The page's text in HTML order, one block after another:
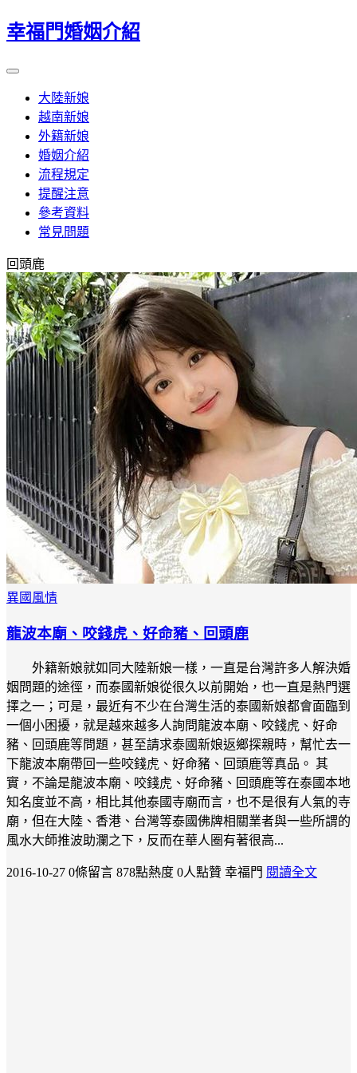
幸福門婚姻介紹
大陸新娘
越南新娘
外籍新娘
婚姻介紹
流程規定
提醒注意
參考資料
常見問題
回頭鹿
異國風情
龍波本廟、咬錢虎、好命豬、回頭鹿
外籍新娘就如同大陸新娘一樣，一直是台灣許多人解決婚
姻問題的途徑，而泰國新娘從很久以前開始，也一直是熱門選
擇之一；可是，最近有不少在台灣生活的泰國新娘都會面臨到
一個小困擾，就是越來越多人詢問龍波本廟、咬錢虎、好命
豬、回頭鹿等問題，甚至請求泰國新娘返鄉探親時，幫忙去一
下龍波本廟帶回一些咬錢虎、好命豬、回頭鹿等真品。 其
實，不論是龍波本廟、咬錢虎、好命豬、回頭鹿等在泰國本地
知名度並不高，相比其他泰國寺廟而言，也不是很有人氣的寺
廟，但在大陸、香港、台灣等泰國佛牌相關業者與一些所謂的
風水大師推波助瀾之下，反而在華人圈有著很高...
2016-10-27 0條留言 878點熱度 0人點贊 幸福門 閱讀全文